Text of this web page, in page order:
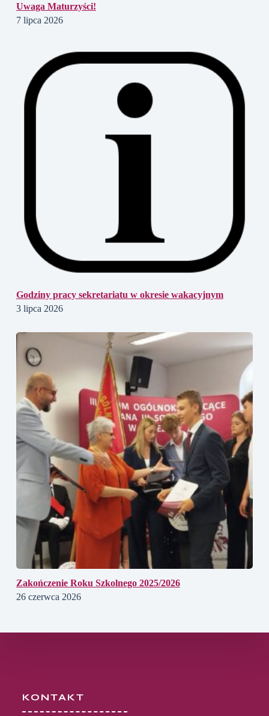
Uwaga Maturzyści!
7 lipca 2026
Godziny pracy sekretariatu w okresie wakacyjnym
3 lipca 2026
Zakończenie Roku Szkolnego 2025/2026
26 czerwca 2026
KONTAKT